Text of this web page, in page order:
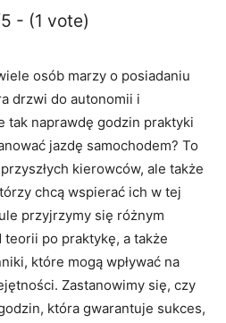
- (1 vote)
osób marzy o posiadaniu
⁢drzwi do autonomii i
tak naprawdę ‌godzin praktyki
jazdę samochodem? To‌
kierowców, ale także
chcą wspierać ich w tej
przyjrzymy ⁣się różnym
⁣teorii po⁢ praktykę, ​a także
które mogą wpływać‌ na
Zastanowimy się, czy
która ‍gwarantuje sukces,​